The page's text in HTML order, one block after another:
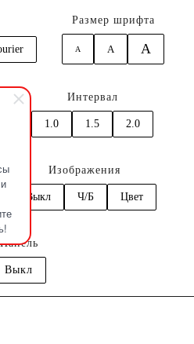
Размер шрифта
A A A
Интервал
1.0 1.5 2.0
Изображения
Выкл Ч/Б Цвет
Панель
Выкл
Готовим ребенка и
зубов и десен
к стоматологу.
и